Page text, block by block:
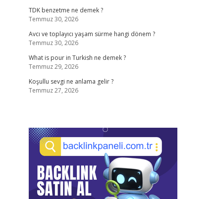
TDK benzetme ne demek ?
Temmuz 30, 2026
Avcı ve toplayıcı yaşam sürme hangi dönem ?
Temmuz 30, 2026
What is pour in Turkish ne demek ?
Temmuz 29, 2026
Koşullu sevgi ne anlama gelir ?
Temmuz 27, 2026